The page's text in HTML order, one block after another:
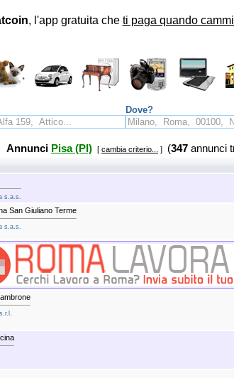
, l'app gratuita che ti paga quando
Dove?
Annunci Pisa (PI) [ cambia criterio... ] (347 annunci
s.a.s.
San Giuliano Terme
s.a.s.